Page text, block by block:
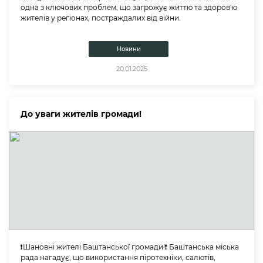
одна з ключових проблем, що загрожує життю та здоров'ю
жителів у регіонах, постраждалих від війни.
Новини
20.01.2025
До уваги жителів громади!
❗️Шановні жителі Баштанської громади!❗️ Баштанська міська
рада нагадує, що використання піротехніки, салютів,